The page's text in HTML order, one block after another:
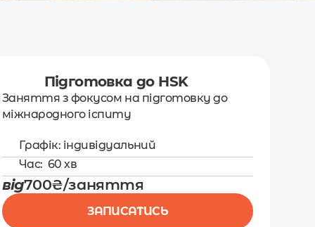
Підготовка до HSK
Заняття з фокусом на підготовку до
міжнародного іспиту
Графік: індивідуальний
Час:  60 хв
від700₴/заняття
ЗАПИСАТИСЬ